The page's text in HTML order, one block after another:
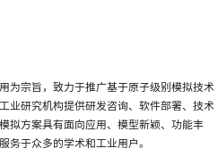
为宗旨，致力于推广基于原子级别模拟技术
业研究机构提供研发咨询、软件部署、技术
拟方案具有面向应用、模型新颖、功能丰
务于众多的学术和工业用户。